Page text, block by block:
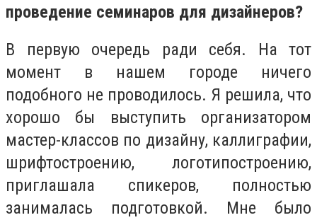
проведение семинаров для дизайнеров?
В первую очередь ради себя. На тот
момент в нашем городе ничего
подобного не проводилось. Я решила, что
хорошо бы выступить организатором
мастер-классов по дизайну, каллиграфии,
шрифтостроению, логотипостроению,
приглашала спикеров, полностью
занималась подготовкой. Мне было